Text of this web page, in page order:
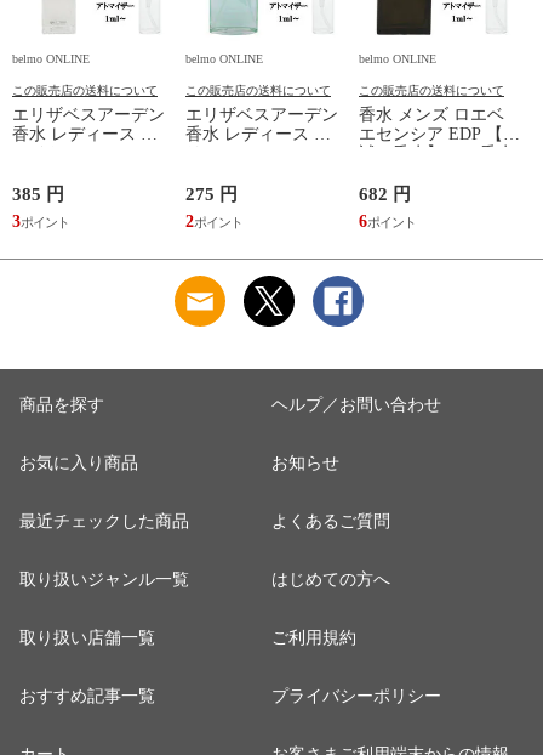
belmo ONLINE
この販売店の送料について
エリザベスアーデン
香水 レディース ホ
香水 フレグランス
少量 量り売り 香水
お試し WHITE TEA
385 円
3
belmo ONLINE
この販売店の送料について
エリザベスアーデン
香水 レディース グ
香水 フレグランス
少量 量り売り 香水
お試し GREEN TEA
ELIZABETH ARDEN
新品 未使用
275 円
2
belmo ONLINE
この販売店の送料について
香水 メンズ ロエベ
エセンシア EDP 【お
量り売り 香水 お試
し LOEWE ESENCIA
新品 未使用
682 円
6
商品を探す
お気に入り商品
最近チェックした商品
取り扱いジャンル一覧
取り扱い店舗一覧
おすすめ記事一覧
ヘルプ／お問い合わせ
お知らせ
よくあるご質問
はじめての方へ
ご利用規約
プライバシーポリシー